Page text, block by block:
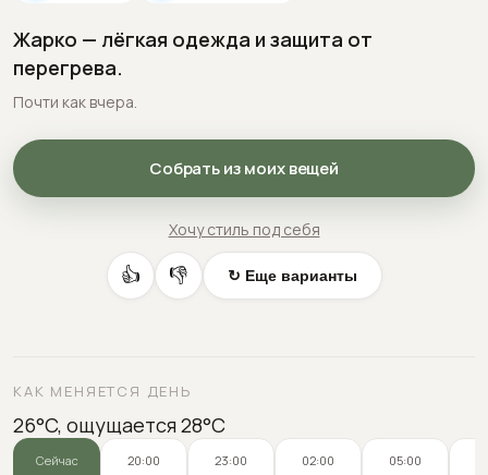
Жарко — лёгкая одежда и защита от
перегрева.
Почти как вчера.
Собрать из моих вещей
Хочу стиль под себя
👍 👎 ↻ Еще варианты
КАК МЕНЯЕТСЯ ДЕНЬ
26°C, ощущается 28°C
Сейчас 20:00 23:00 02:00 05:00